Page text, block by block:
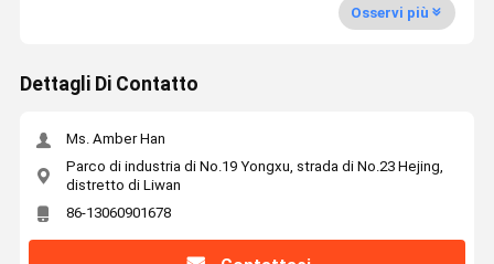
Osservi più
Dettagli Di Contatto
Ms. Amber Han
Parco di industria di No.19 Yongxu, strada di No.23 Hejing,
distretto di Liwan
86-13060901678